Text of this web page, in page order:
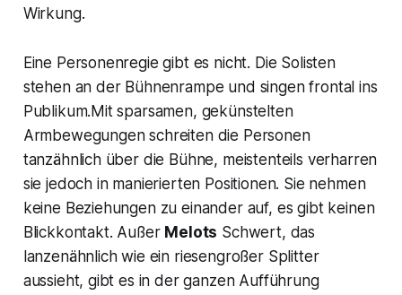
Wirkung.
Eine Personenregie gibt es nicht. Die Solisten
stehen an der Bühnenrampe und singen frontal ins
Publikum.Mit sparsamen, gekünstelten
Armbewegungen schreiten die Personen
tanzähnlich über die Bühne, meistenteils verharren
sie jedoch in manierierten Positionen. Sie nehmen
keine Beziehungen zu einander auf, es gibt keinen
Blickkontakt. Außer Melots Schwert, das
lanzenähnlich wie ein riesengroßer Splitter
aussieht, gibt es in der ganzen Aufführung